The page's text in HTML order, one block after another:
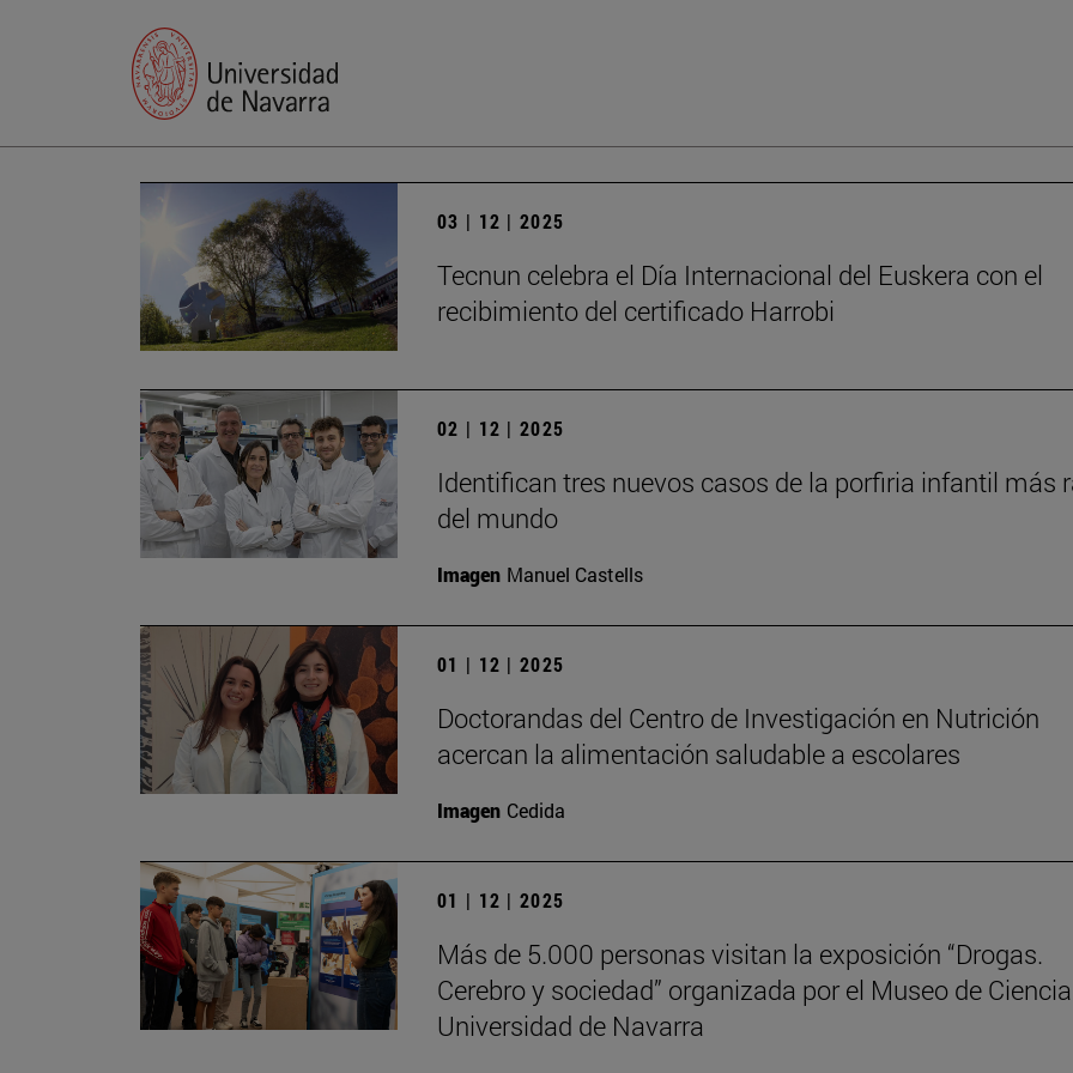
03 | 12 | 2025
Tecnun celebra el Día Internacional del Euskera con el
recibimiento del certificado Harrobi
02 | 12 | 2025
Identifican tres nuevos casos de la porfiria infantil más
del mundo
Imagen Manuel Castells
01 | 12 | 2025
Doctorandas del Centro de Investigación en Nutrición
acercan la alimentación saludable a escolares
Imagen Cedida
01 | 12 | 2025
Más de 5.000 personas visitan la exposición “Drogas.
Cerebro y sociedad” organizada por el Museo de
Universidad de Navarra